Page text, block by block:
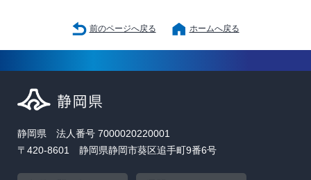
前のページへ戻る ホームへ戻る
静岡県 法人番号 7000020220001
〒420-8601 静岡県静岡市葵区追手町9番6号